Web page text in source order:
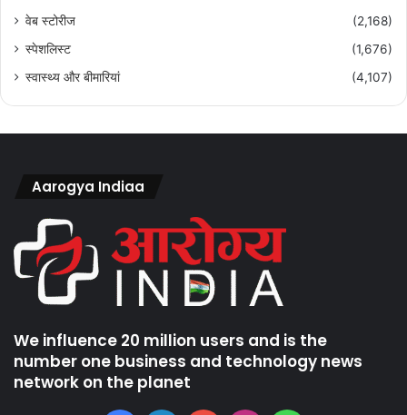
वेब स्टोरीज
(2,168)
स्पेशलिस्ट
(1,676)
स्वास्थ्य और बीमारियां
(4,107)
Aarogya Indiaa
We influence 20 million users and is the
number one business and technology news
network on the planet